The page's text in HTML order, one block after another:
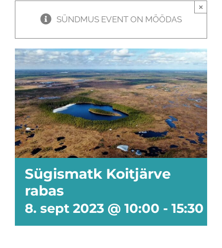
SÜNDMUS EVENT ON MÖÖDAS
×
Sügismatk Koitjärve
rabas
8. sept 2023 @ 10:00 - 15:30